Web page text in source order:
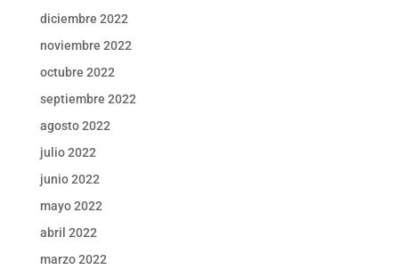
diciembre 2022
noviembre 2022
octubre 2022
septiembre 2022
agosto 2022
julio 2022
junio 2022
mayo 2022
abril 2022
marzo 2022